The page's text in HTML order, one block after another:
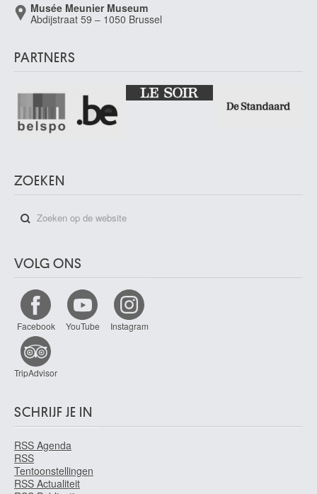
Musée Meunier Museum
Abdijstraat 59 – 1050 Brussel
PARTNERS
ZOEKEN
VOLG ONS
Facebook YouTube Instagram
TripAdvisor
SCHRIJF JE IN
RSS Agenda
RSS
Tentoonstellingen
RSS Actualiteit